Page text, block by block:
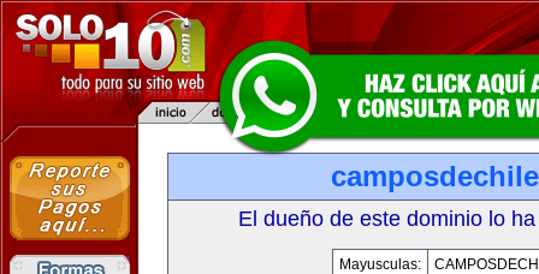
El dueño de este dominio lo
Mayusculas: